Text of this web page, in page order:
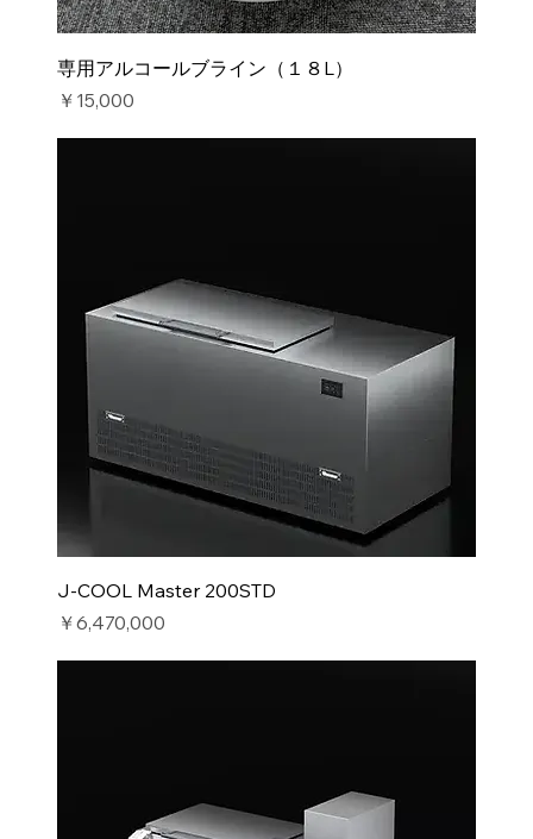
専用アルコールブライン（１８L）
価格
￥15,000
J-COOL Master 200STD
価格
￥6,470,000